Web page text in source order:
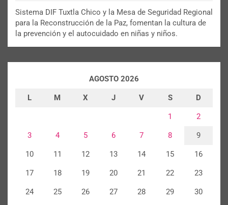
Sistema DIF Tuxtla Chico y la Mesa de Seguridad Regional
para la Reconstrucción de la Paz, fomentan la cultura de
la prevención y el autocuidado en niñas y niños.
AGOSTO 2026
L M X J V S D
1 2
3 4 5 6 7 8 9
10 11 12 13 14 15 16
17 18 19 20 21 22 23
24 25 26 27 28 29 30